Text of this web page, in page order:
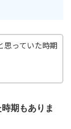
思っていた時期
期もありま